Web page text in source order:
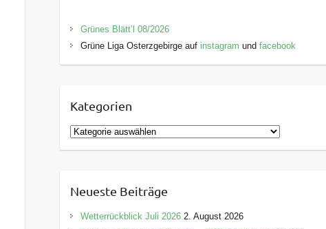
Grünes Blätt’l 08/2026
Grüne Liga Osterzgebirge auf instagram und facebook
Kategorien
K
a
g
o
Neueste Beiträge
Wetterrückblick Juli 2026 2. August 2026